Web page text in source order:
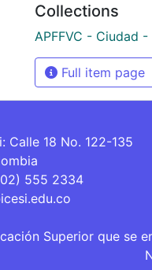
Collections
APFFVC - Ciudad
Full item page
Calle 18 No. 122-135
555 2334
Superior que se